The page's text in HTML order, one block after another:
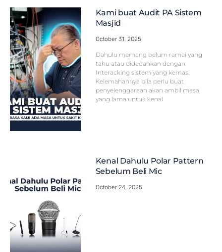
Kami buat Audit PA Sistem
Masjid
October 31, 2025
Dahulu memang belum ramai yang
tahu atau didedahkan dengan
Interacking sistem yang kemas.
Kelemahannya bila perlu buat
penyelenggaraan akan ambil masa
yang lama untuk kenal
Kenal Dahulu Polar Pattern
Sebelum Beli Mic
October 24, 2025